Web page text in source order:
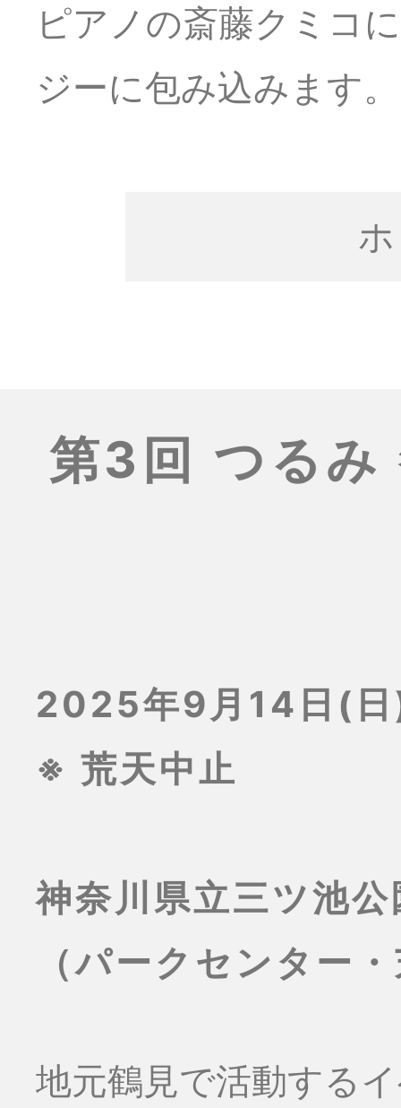
ピアノの斎藤クミコ
ジーに包み込みます。
第3回 つる
2025年9月14日(
※ 荒天中止
神奈川県立三ツ池公
（パークセンター
地元鶴見で活動する